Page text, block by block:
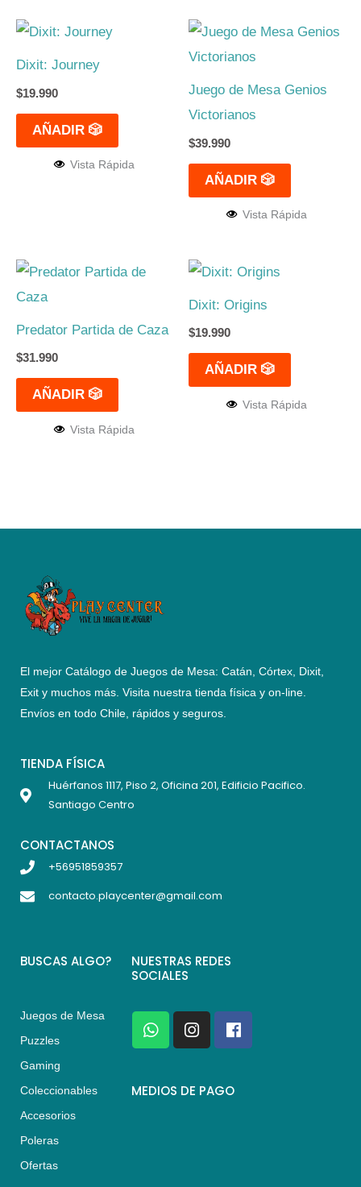
Dixit: Journey
$19.990
AÑADIR 🎲
Vista Rápida
Juego de Mesa Genios
Victorianos
$39.990
AÑADIR 🎲
Vista Rápida
Predator Partida de Caza
$31.990
AÑADIR 🎲
Vista Rápida
Dixit: Origins
$19.990
AÑADIR 🎲
Vista Rápida
El mejor Catálogo de Juegos de Mesa: Catán, Córtex, Dixit,
Exit y muchos más. Visita nuestra tienda física y on-line.
Envíos en todo Chile, rápidos y seguros
TIENDA FÍSICA
Huérfanos 1117, Piso 2, Oficina 201, Edificio Pacifico.
Santiago Centro
CONTACTANOS
+56951859357
contacto.playcenter@gmail.com
BUSCAS ALGO?
Juegos de Mesa
Puzzles
Gaming
Coleccionables
Accesorios
Poleras
Ofertas
NUESTRAS REDES
SOCIALES
W
h
a
s
I
n
s
a
F
a
c
b
MEDIOS DE PAGO